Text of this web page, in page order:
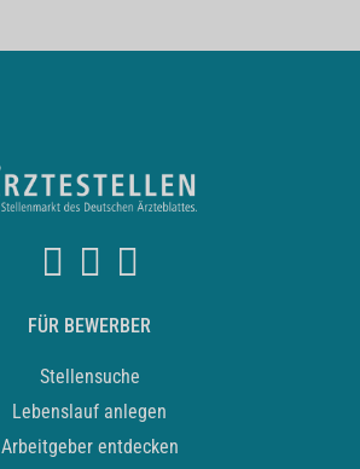
FÜR BEWERBER
Stellensuche
Lebenslauf anlegen
Arbeitgeber entdecken